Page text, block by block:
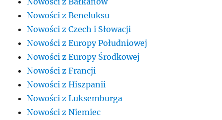
Nowości z Beneluksu
Nowości z Czech i Słowacji
Nowości z Europy Południowej
Nowości z Europy Środkowej
Nowości z Francji
Nowości z Hiszpanii
Nowości z Luksemburga
Nowości z Niemiec